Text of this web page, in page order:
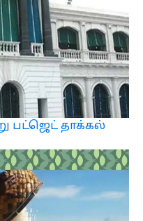
பட்ஜெட் தாக்கல்